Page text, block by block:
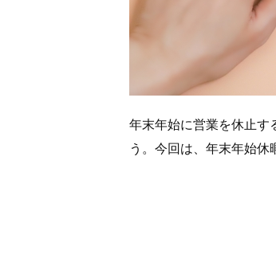
年末年始に営業を休止す
う。今回は、年末年始休